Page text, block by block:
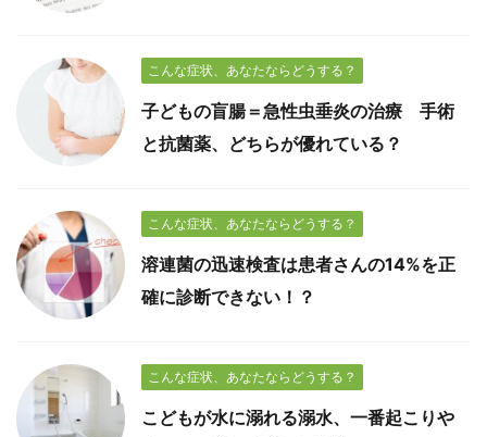
こんな症状、あなたならどうする？
子どもの盲腸＝急性虫垂炎の治療 手術
と抗菌薬、どちらが優れている？
こんな症状、あなたならどうする？
溶連菌の迅速検査は患者さんの14%を正
確に診断できない！？
こんな症状、あなたならどうする？
こどもが水に溺れる溺水、一番起こりや